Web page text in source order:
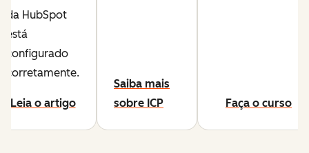
da HubSpot
está
configurado
corretamente.
Leia o artigo
Saiba mais
sobre ICP
Faça o curso